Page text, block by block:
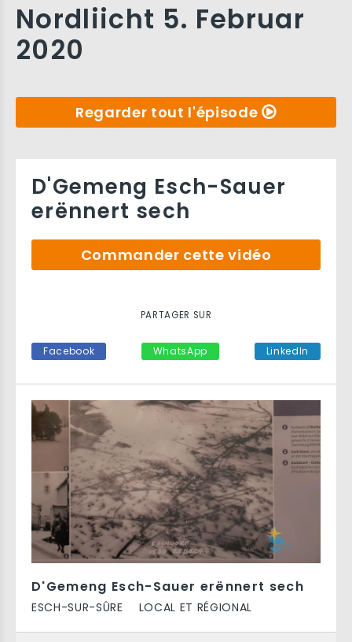
Nordliicht 5. Februar
2020
Regarder tout l'épisode
D'Gemeng Esch-Sauer erënnert sech
ESCH-SUR-SÛRE LOCAL ET RÉGIONAL
D'Gemeng Esch-Sauer
erënnert sech
Commander cette vidéo
PARTAGER SUR
Facebook WhatsApp LinkedIn